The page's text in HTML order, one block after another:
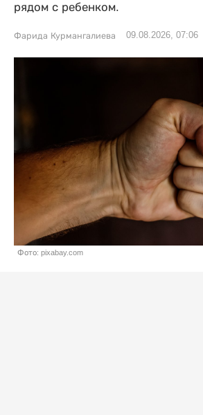
рядом с ребенком.
Фарида Курмангалиева 09.08.2026, 07:06
Фото: pixabay.com